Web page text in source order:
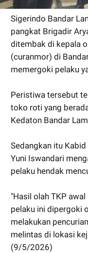
Sigerindo Bandar
pangkat Brigadir
ditembak di kepala
(curanmor) di
memergoki pelaku
Peristiwa tersebut
toko roti yang
Kedaton Bandar
Sedangkan itu
Yuni Iswandari
pelaku hendak
"Hasil olah TKP
pelaku ini dipergoki
melakukan
melintas di lokasi
(9/5/2026)